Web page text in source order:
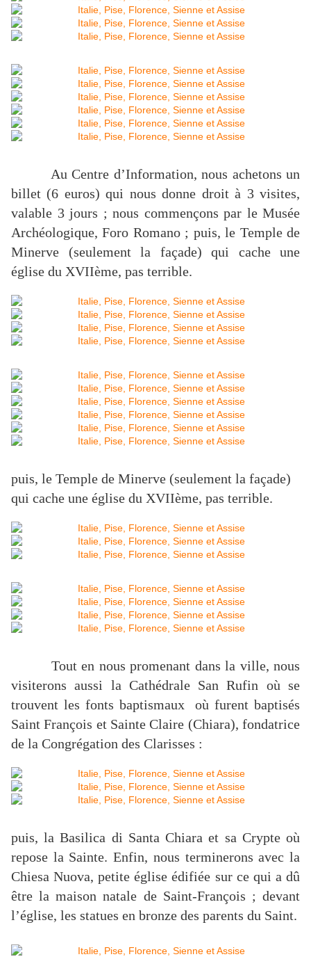
Au Centre d’Information, nous achetons un
billet (6 euros) qui nous donne droit à 3 visites,
valable 3 jours ; nous commençons par le Musée
Archéologique, Foro Romano ; puis, le Temple de
Minerve (seulement la façade) qui cache une
église du XVIIème, pas terrible.
puis, le Temple de Minerve (seulement la façade)
qui cache une église du XVIIème, pas terrible.
Tout en nous promenant dans la ville, nous
visiterons aussi la Cathédrale San Rufin où se
trouvent les fonts baptismaux où furent baptisés
Saint François et Sainte Claire (Chiara), fondatrice
de la Congrégation des Clarisses :
puis, la Basilica di Santa Chiara et sa Crypte où
repose la Sainte. Enfin, nous terminerons avec la
Chiesa Nuova, petite église édifiée sur ce qui a dû
être la maison natale de Saint-François ; devant
l’église, les statues en bronze des parents du Saint.